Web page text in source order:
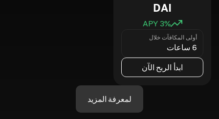
DAI
3% APY
أولى المكافآت خلال
6 ساعات
ابدأ الربح الآن
لمعرفة المزيد